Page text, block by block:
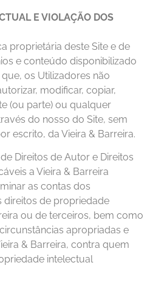
E VIOLAÇÃO DOS
proprietária deste Site e de
e conteúdo disponibilizado
os Utilizadores não
modificar, copiar,
(ou parte) ou qualquer
do nosso do Site, sem
escrito, da Vieira & Barreira.
Direitos de Autor e Direitos
a Vieira & Barreira
as contas dos
direitos de propriedade
ou de terceiros, bem como
apropriadas e
& Barreira, contra quem
intelectual